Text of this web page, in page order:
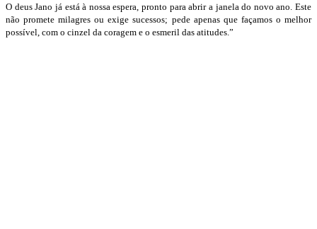
O deus Jano já está à nossa espera, pronto para abrir a janela do novo ano. Este
não promete milagres ou exige sucessos; pede apenas que façamos o melhor
possível, com o cinzel da coragem e o esmeril das atitudes.”